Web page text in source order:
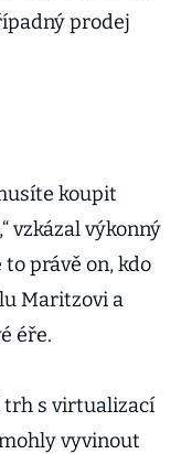
prodej
koupit
vzkázal výkonný
právě on, kdo
Maritzovi a
éře.
trh s virtualizací
vyvinout